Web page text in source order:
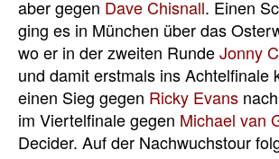
aber gegen Dave Chisnall. Einen
ging es in München über das
wo er in der zweiten RundeJonny
und damit erstmals ins Achtelfinale
einen Sieg gegen Ricky Evans
im Viertelfinale gegen Michael van
Decider. Auf der Nachwuchstour